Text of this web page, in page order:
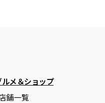
ルメ＆ショップ
舗一覧